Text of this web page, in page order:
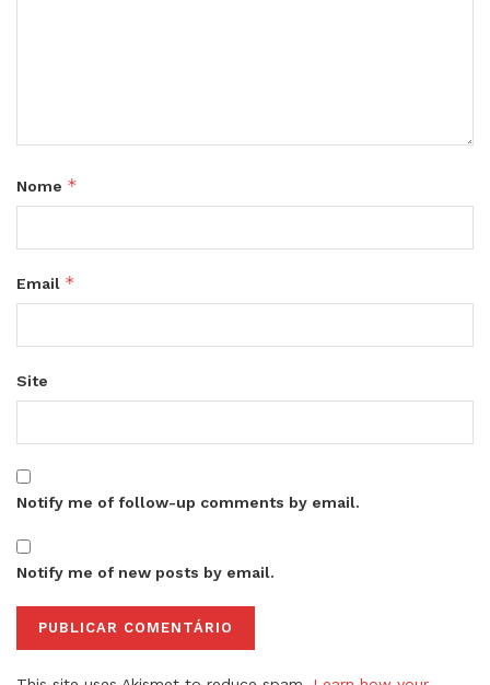
Nome *
Email *
Site
Notify me of follow-up comments by email.
Notify me of new posts by email.